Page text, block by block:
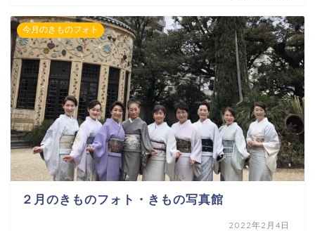
今月のきものフォト
２月のきものフォト・きもの写真館
2022年2月4日